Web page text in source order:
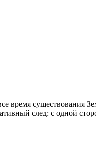
время существования
след: с одной